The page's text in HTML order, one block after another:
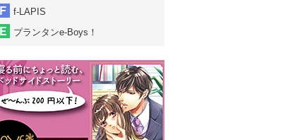
f-LAPIS
プランタンe-Boys！